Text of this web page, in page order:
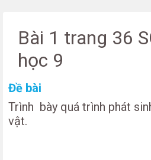
Bài 1 trang 36
học 9
Đề bài
Trình bày quá trình phát
vật.